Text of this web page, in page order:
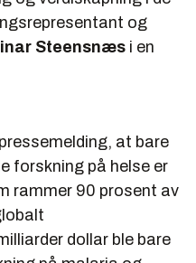
og
Steensnæs i en
at bare
forskning på helse er
rammer 90 prosent av
dollar ble bare